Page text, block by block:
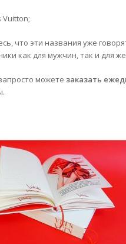
Vuitton;
что эти названия уже
как для мужчин, так и для
можете заказать